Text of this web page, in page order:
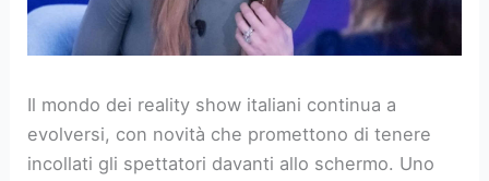
Il mondo dei reality show italiani continua a
evolversi, con novità che promettono di tenere
incollati gli spettatori davanti allo schermo. Uno